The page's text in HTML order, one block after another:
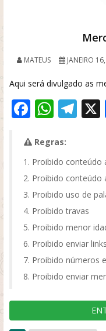
MATEUS JANEIRO
Aqui será divulgado as
Regras:
Proibido conteúdo
Proibido conteúdo
Proibido uso de
Proibido travas
Proibido menor
Proibido enviar links
Proibido números
Proibido enviar